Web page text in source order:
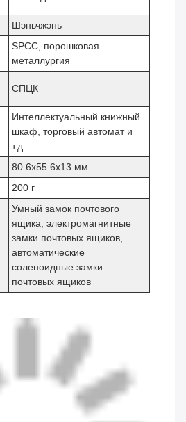
Шэньчжэнь
SPCC, порошковая
металлургия
СПЦК
Интеллектуальный книжный
шкаф, торговый автомат и
т.д.
80.6х55.6х13 мм
200 г
Умный замок почтового
ящика, электромагнитные
замки почтовых ящиков,
автоматические
соленоидные замки
почтовых ящиков